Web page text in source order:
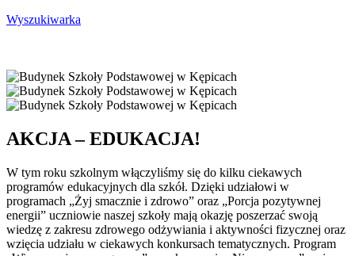
Wyszukiwarka
AKCJA – EDUKACJA!
W tym roku szkolnym włączyliśmy się do kilku ciekawych
programów edukacyjnych dla szkół. Dzięki udziałowi w
programach „Żyj smacznie i zdrowo” oraz „Porcja pozytywnej
energii” uczniowie naszej szkoły mają okazję poszerzać swoją
wiedzę z zakresu zdrowego odżywiania i aktywności fizycznej oraz
wzięcia udziału w ciekawych konkursach tematycznych. Program